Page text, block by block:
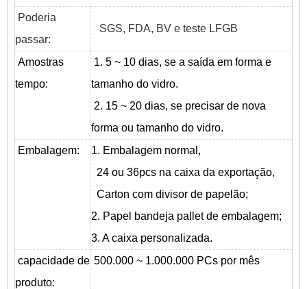
Poderia
passar:
SGS, FDA, BV e teste LFGB
Amostras
tempo:
1. 5 ~ 10 dias, se a saída em forma e
tamanho do vidro.
2. 15 ~ 20 dias, se precisar de nova
forma ou tamanho do vidro.
Embalagem:
1. Embalagem normal,
24 ou 36pcs na caixa da exportação,
Carton com divisor de papelão;
2. Papel bandeja pallet de embalagem;
3. A caixa personalizada.
capacidade de
produto:
500.000 ~ 1.000.000 PCs por mês